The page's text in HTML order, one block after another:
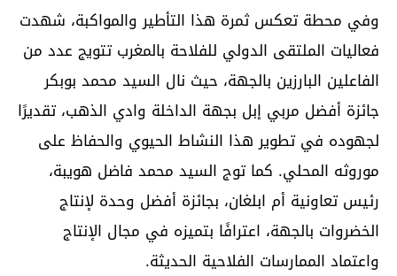
وفي محطة تعكس ثمرة هذا التأطير والمواكبة، شهدت
فعاليات الملتقى الدولي للفلاحة بالمغرب تتويج عدد من
الفاعلين البارزين بالجهة، حيث نال السيد محمد بوبكر
جائزة أفضل مربي إبل بجهة الداخلة وادي الذهب، تقديرًا
لجهوده في تطوير هذا النشاط الحيوي والحفاظ على
موروثه المحلي. كما توج السيد محمد فاضل هويبة،
رئيس تعاونية أم ابلغان، بجائزة أفضل وحدة لإنتاج
الخضروات بالجهة، اعترافًا بتميزه في مجال الإنتاج
واعتماد الممارسات الفلاحية الحديثة.